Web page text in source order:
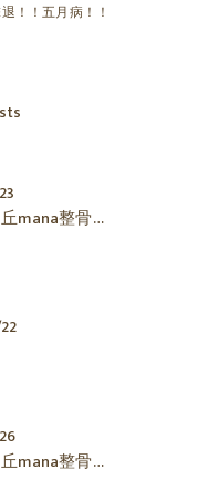
！！五月病！！
【新百合ヶ丘mana整骨院】新ゆり夕涼み2026に出店予定です★
【新百合ヶ丘mana整骨院】隠れ栄養不足⁉️サルコペニアと負の連鎖とは🤔